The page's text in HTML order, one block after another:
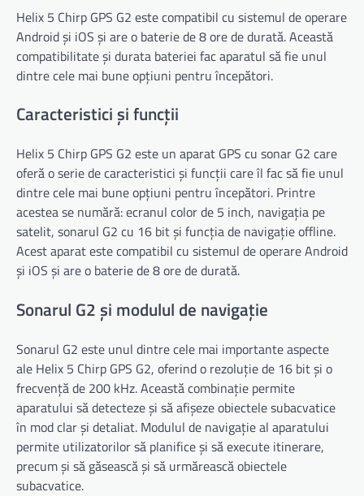
Helix 5 Chirp GPS G2 este compatibil cu sistemul de operare
Android și iOS și are o baterie de 8 ore de durată. Această
compatibilitate și durata bateriei fac aparatul să fie unul
dintre cele mai bune opțiuni pentru începători.
Caracteristici și funcții
Helix 5 Chirp GPS G2 este un aparat GPS cu sonar G2 care
oferă o serie de caracteristici și funcții care îl fac să fie unul
dintre cele mai bune opțiuni pentru începători. Printre
acestea se numără: ecranul color de 5 inch, navigația pe
satelit, sonarul G2 cu 16 bit și funcția de navigație offline.
Acest aparat este compatibil cu sistemul de operare Android
și iOS și are o baterie de 8 ore de durată.
Sonarul G2 și modulul de navigație
Sonarul G2 este unul dintre cele mai importante aspecte
ale Helix 5 Chirp GPS G2, oferind o rezoluție de 16 bit și o
frecvență de 200 kHz. Această combinație permite
aparatului să detecteze și să afișeze obiectele subacvatice
în mod clar și detaliat. Modulul de navigație al aparatului
permite utilizatorilor să planifice și să execute itinerare,
precum și să găsească și să urmărească obiectele
subacvatice.